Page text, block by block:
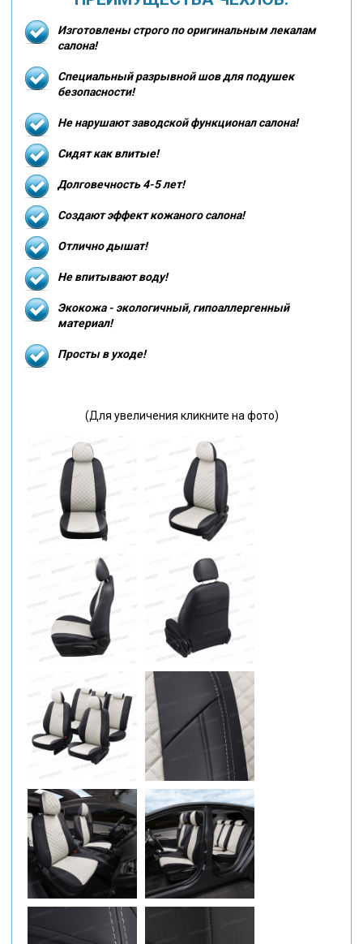
Изготовлены строго по оригинальным лекалам
салона!
Специальный разрывной шов для подушек
безопасности!
Не нарушают заводской функционал салона!
Сидят как влитые!
Долговечность 4-5 лет!
Создают эффект кожаного салона!
Отлично дышат!
Не впитывают воду!
Экокожа - экологичный, гипоаллергенный
материал!
Просты в уходе!
(Для увеличения кликните на фото)